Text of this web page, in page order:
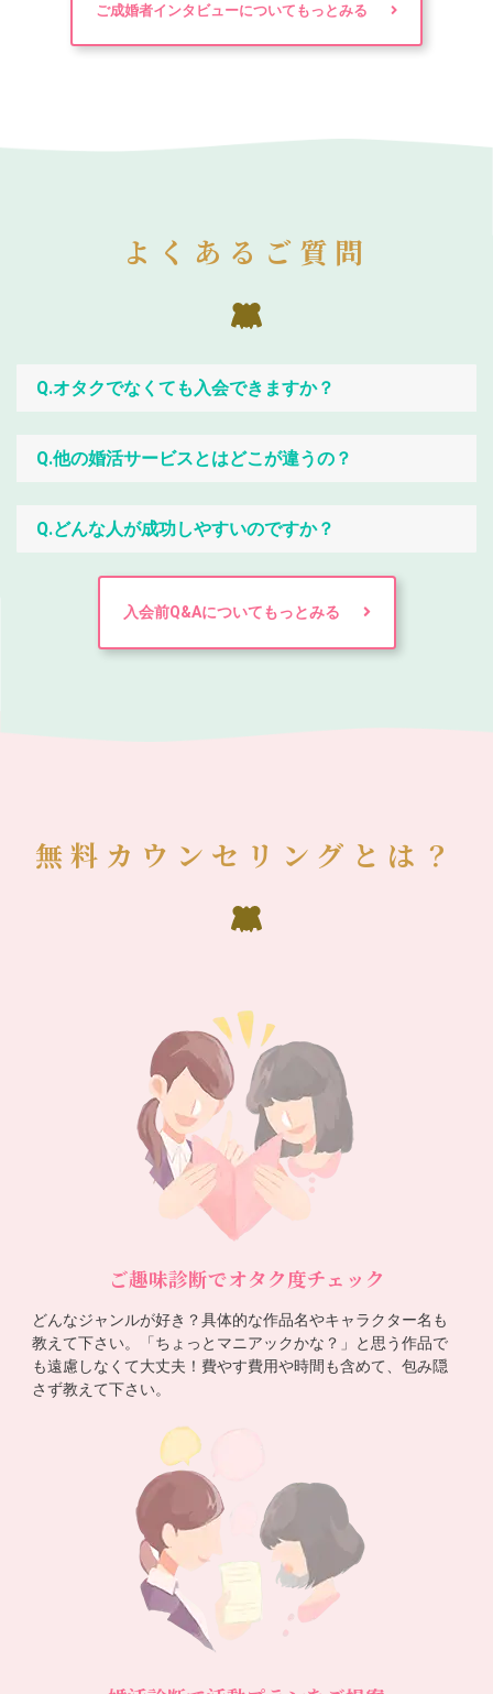
ご成婚者インタビューについてもっとみる
よくあるご質問
Q.オタクでなくても入会できますか？
Q.他の婚活サービスとはどこが違うの？
Q.どんな人が成功しやすいのですか？
入会前Q&Aについてもっとみる
無料カウンセリングとは？
ご趣味診断でオタク度チェック
どんなジャンルが好き？具体的な作品名やキャラクター名も
教えて下さい。「ちょっとマニアックかな？」と思う作品で
も遠慮しなくて大丈夫！費やす費用や時間も含めて、包み隠
さず教えて下さい。